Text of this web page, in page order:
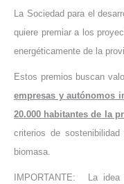
La Sociedad para el
quiere premiar a los
energéticamente de la
Estos premios buscan
empresas y autónomos
20.000 habitantes de la
criterios de
biomasa.
IMPORTANTE: La